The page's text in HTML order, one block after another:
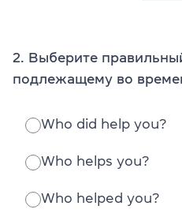
2. Выберите
подлежащему во
Who did help you?
Who helps you?
Who helped you?